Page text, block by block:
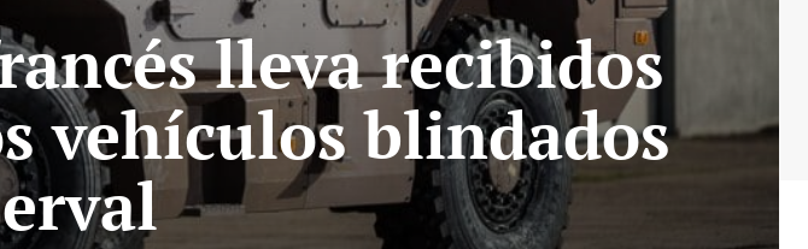
lleva recibidos
vehículos blindados